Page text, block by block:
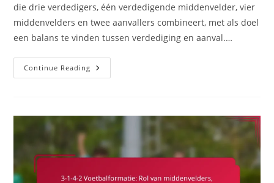
die drie verdedigers, één verdedigende middenvelder, vier
middenvelders en twee aanvallers combineert, met als doel
een balans te vinden tussen verdediging en aanval.…
Continue Reading 3-
1-
Benutten,
Tactische
Aanpassingsvermogen